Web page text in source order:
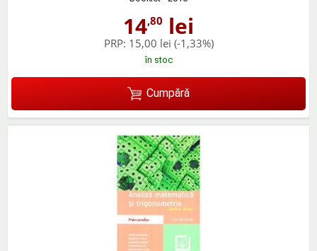
14,80 lei
PRP: 15,00 lei (-1,33%)
în stoc
Cumpără